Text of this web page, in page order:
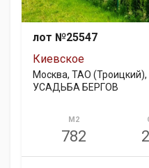
лот №25547
Киевское
Москва, ТАО
УСАДЬБА БЕРГОВ
М2
782